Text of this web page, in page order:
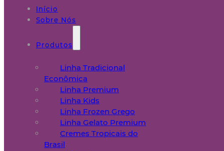
Início
Sobre Nós
Produtos
Linha Tradicional
Econômica
Linha Premium
Linha Kids
Linha Frozen Grego
Linha Gelato Premium
Cremes Tropicais do
Brasil